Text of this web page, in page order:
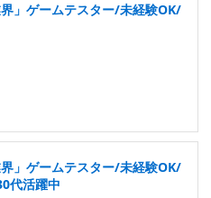
」ゲームテスター/未経験OK/
」ゲームテスター/未経験OK/
代活躍中